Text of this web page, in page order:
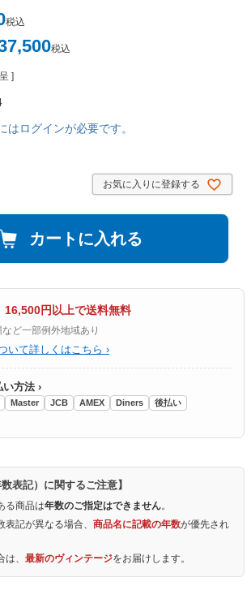
税込
税込
]
はログインが必要です。
お気に入りに登録する
カートに入れる
16,500円以上で送料無料
ど一部例外地域あり
いて詳しくはこちら ›
方法 ›
Master JCB AMEX Diners
後払い
表記）に関するご注意】
る商品は年数のご指定はできません。
記が異なる場合、 商品名に記載の年数が優先され
、 最新のヴィンテージをお届けします。